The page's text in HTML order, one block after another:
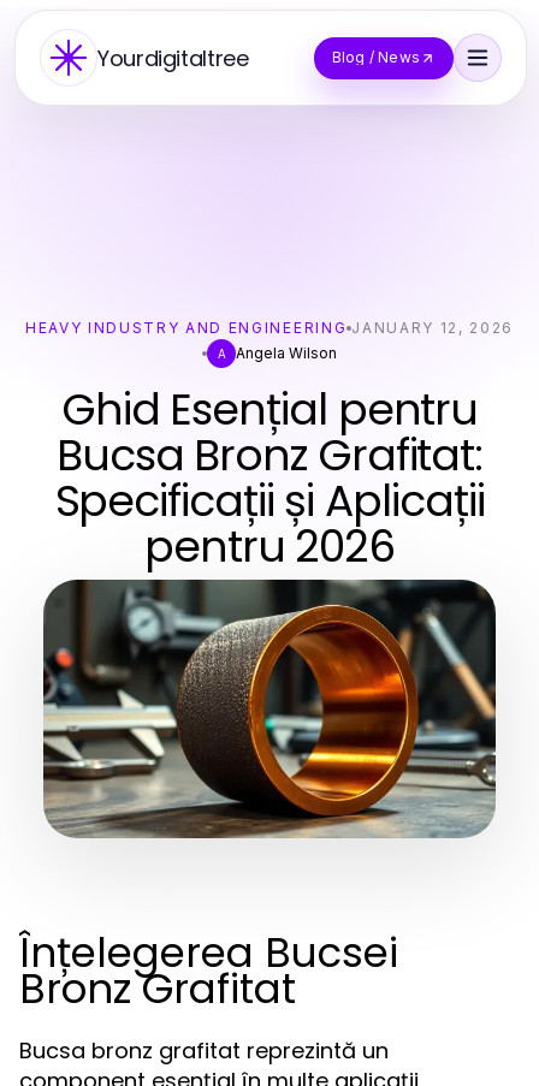
Yourdigitaltree Blog / News
HEAVY INDUSTRY AND ENGINEERING JANUARY 12, 2026
A Angela Wilson
Ghid Esențial pentru
Bucsa Bronz Grafitat:
Specificații și Aplicații
pentru 2026
Înțelegerea Bucsei
Bronz Grafitat
Bucsa bronz grafitat reprezintă un